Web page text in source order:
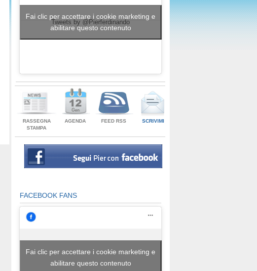
Tweets by @Pierferdinando
Fai clic per accettare i cookie marketing e
abilitare questo contenuto
RASSEGNA
STAMPA
AGENDA FEED RSS SCRIVIMI
FACEBOOK FANS
Fai clic per accettare i cookie marketing e
abilitare questo contenuto